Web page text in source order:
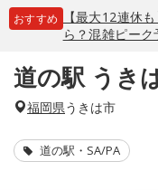
おすすめ
【最大12連休
ら？混雑ピー
道の駅 うき
福岡県うきは市
道の駅・SA/PA